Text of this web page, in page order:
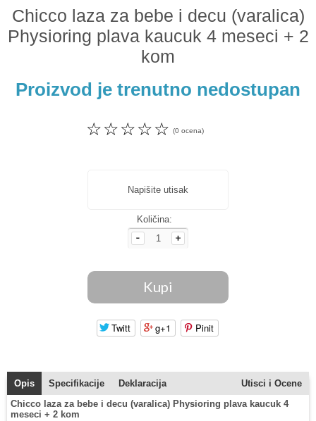
Chicco laza za bebe i decu (varalica)
Physioring plava kaucuk 4 meseci + 2
kom
Proizvod je trenutno nedostupan
☆
☆
☆
☆
☆ (0 ocena)
Napišite utisak
Količina:
Twitt g+1 Pinit
Opis Specifikacije Deklaracija
Utisci i Ocene
Chicco laza za bebe i decu (varalica) Physioring plava kaucuk 4
meseci + 2 kom